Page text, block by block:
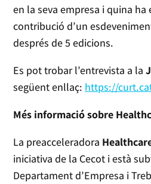
en la seva empresa i quina
contribució d’un
després de 5 edicions.
Es pot trobar l’entrevista a la
següent enllaç: https://
Més informació sobre
La preacceleradora
iniciativa de la Cecot i està
Departament d’Empresa i